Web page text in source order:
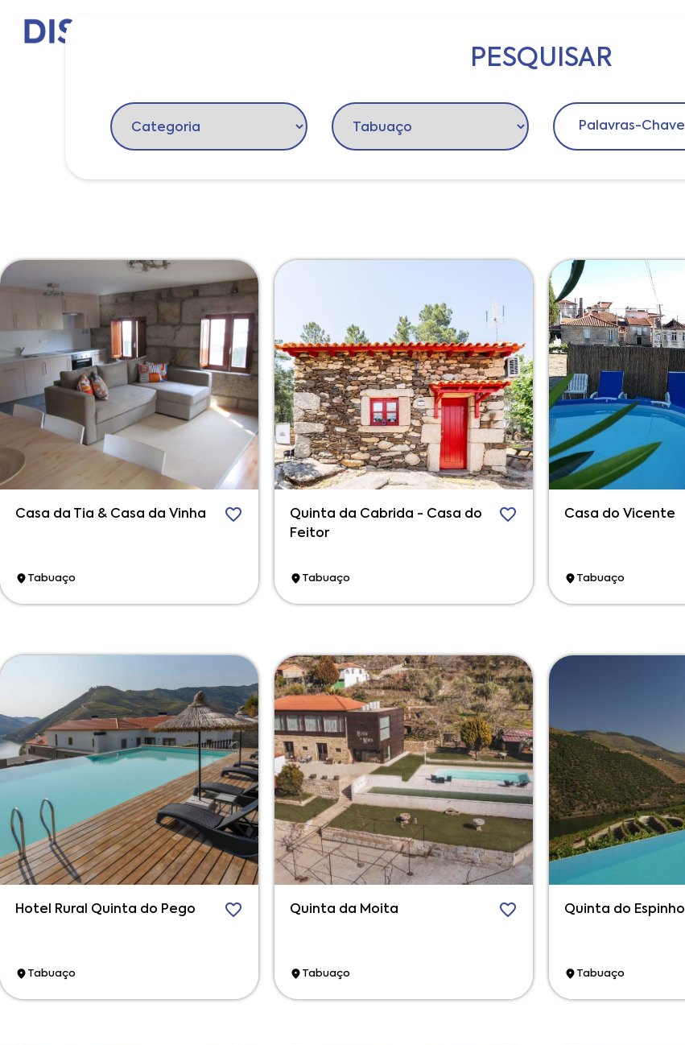
PESQUISAR
Casa da Tia & Casa da Vinha
Tabuaço
Quinta da Cabrida - Casa do
Feitor
Tabuaço
Casa do Vicente
Tabuaço
Hotel Rural Quinta do Pego
Tabuaço
Quinta da Moita
Tabuaço
Quinta do Espinho
Tabuaço